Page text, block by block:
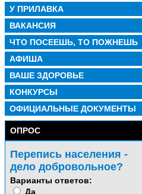
У ПРИЛАВКА
ВАКАНСИЯ
ЧТО ПОСЕЕШЬ, ТО ПОЖНЕШЬ
АФИША
ВАШЕ ЗДОРОВЬЕ
КОНКУРСЫ
ОФИЦИАЛЬНЫЕ ДОКУМЕНТЫ
ОПРОС
Перепись населения -
дело добровольное?
Варианты ответов:
Да